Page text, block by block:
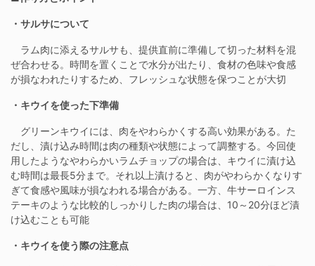
・サルサについて
ラム肉に添えるサルサも、提供直前に準備して切った材料を混
ぜ合わせる。時間を置くことで水分が出たり、食材の色味や食感
が損なわれたりするため、フレッシュな状態を保つことが大切
・キウイを使った下準備
グリーンキウイには、肉をやわらかくする高い効果がある。た
だし、漬け込み時間は肉の種類や状態によって調整する。今回使
用したようなやわらかいラムチョップの場合は、キウイに漬け込
む時間は最長5分まで。それ以上漬けると、肉がやわらかくなりす
ぎて食感や風味が損なわれる場合がある。一方、牛サーロインス
テーキのような比較的しっかりした肉の場合は、10～20分ほど漬
け込むことも可能
・キウイを使う際の注意点